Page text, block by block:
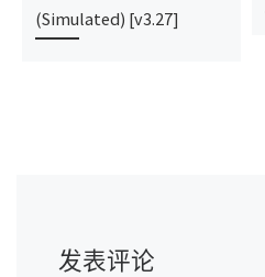
(Simulated) [v3.27]
发表评论